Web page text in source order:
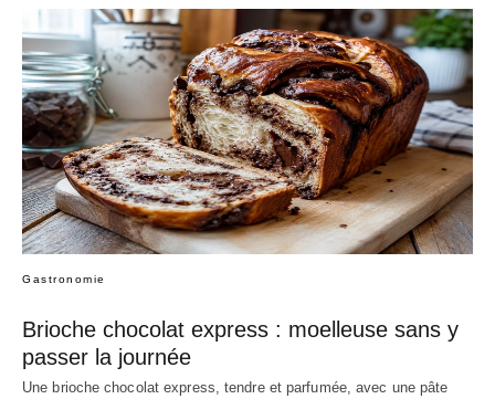
Gastronomie
Brioche chocolat express : moelleuse sans y
passer la journée
Une brioche chocolat express, tendre et parfumée, avec une pâte